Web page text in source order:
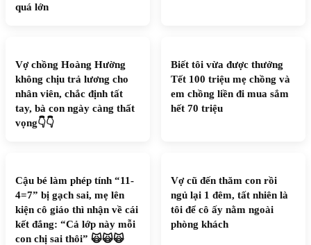
quá lớn
Vợ chồng Hoàng Hường
không chịu trả lương cho
nhân viên, chắc định tất
tay, bà con ngày càng thất
vọng👇👇
Biết tôi vừa được thưởng
Tết 100 triệu mẹ chồng và
em chồng liền đi mua sắm
hết 70 triệu
Cậu bé làm phép tính “11-
4=7” bị gạch sai, mẹ lên
kiện cô giáo thì nhận về cái
kết đắng: “Cả lớp này mỗi
con chị sai thôi” 🙀🙀🙀
Vợ cũ đến thăm con rồi
ngủ lại 1 đêm, tất nhiên là
tôi để cô ấy nằm ngoài
phòng khách